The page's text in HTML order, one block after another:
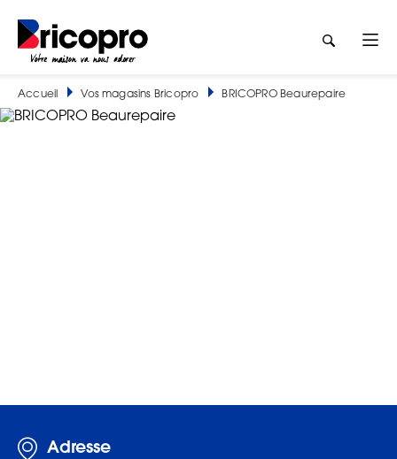
Accueil Vos magasins Bricopro BRICOPRO Beaurepaire
Adresse